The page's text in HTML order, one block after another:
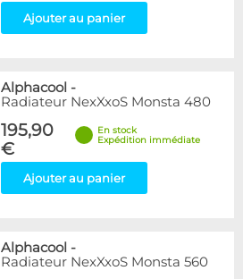
Ajouter au panier
Alphacool -
Radiateur NexXxoS Monsta 480
195,90
€
En stock
Expédition immédiate
Ajouter au panier
Alphacool -
Radiateur NexXxoS Monsta 560